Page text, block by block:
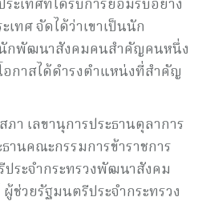
ะเทศที่ได้รับการยอมรับอย่าง
เทศ จัดได้ว่าเขาเป็นนัก
นักพัฒนาสังคมคนสำคัญคนหนึ่ง
กาสได้ดำรงตำแหน่งที่สำคัญ
ภา เลขานุการประธานตุลาการ
านคณะกรรมการข้าราชการ
ระจำกระทรวงพัฒนาสังคม
วยรัฐมนตรีประจำกระทรวง